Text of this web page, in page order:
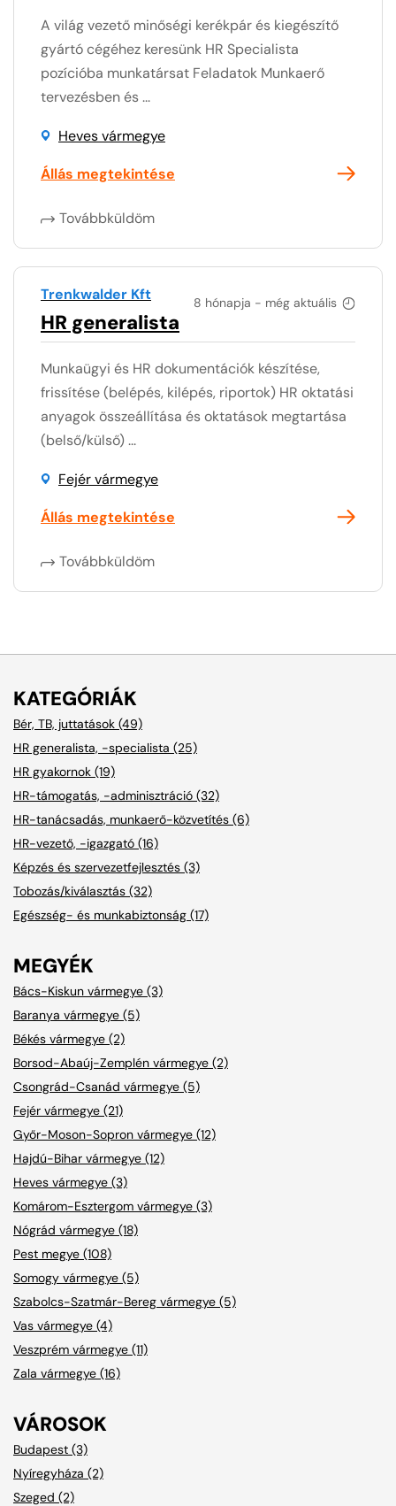
A világ vezető minőségi kerékpár és kiegészítő
gyártó cégéhez keresünk HR Specialista
pozícióba munkatársat Feladatok Munkaerő
tervezésben és ...
Heves vármegye
Állás megtekintése
Továbbküldöm
8 hónapja - még aktuális
Trenkwalder Kft
HR generalista
Munkaügyi és HR dokumentációk készítése,
frissítése (belépés, kilépés, riportok) HR oktatási
anyagok összeállítása és oktatások megtartása
(belső/külső) ...
Fejér vármegye
Állás megtekintése
Továbbküldöm
KATEGÓRIÁK
Bér, TB, juttatások (49)
HR generalista, -specialista (25)
HR gyakornok (19)
HR-támogatás, -adminisztráció (32)
HR-tanácsadás, munkaerő-közvetítés (6)
HR-vezető, -igazgató (16)
Képzés és szervezetfejlesztés (3)
Tobozás/kiválasztás (32)
Egészség- és munkabiztonság (17)
MEGYÉK
Bács-Kiskun vármegye (3)
Baranya vármegye (5)
Békés vármegye (2)
Borsod-Abaúj-Zemplén vármegye (2)
Csongrád-Csanád vármegye (5)
Fejér vármegye (21)
Győr-Moson-Sopron vármegye (12)
Hajdú-Bihar vármegye (12)
Heves vármegye (3)
Komárom-Esztergom vármegye (3)
Nógrád vármegye (18)
Pest megye (108)
Somogy vármegye (5)
Szabolcs-Szatmár-Bereg vármegye (5)
Vas vármegye (4)
Veszprém vármegye (11)
Zala vármegye (16)
VÁROSOK
Budapest (3)
Nyíregyháza (2)
Szeged (2)